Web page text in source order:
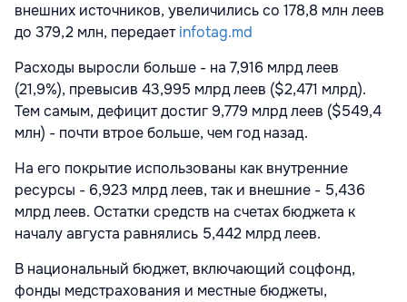
внешних источников, увеличились со 178,8 млн леев
до 379,2 млн, передаетinfotag.md
Расходы выросли больше - на 7,916 млрд леев
(21,9%), превысив 43,995 млрд леев ($2,471 млрд).
Тем самым, дефицит достиг 9,779 млрд леев ($549,4
млн) - почти втрое больше, чем год назад.
На его покрытие использованы как внутренние
ресурсы - 6,923 млрд леев, так и внешние - 5,436
млрд леев. Остатки средств на счетах бюджета к
началу августа равнялись 5,442 млрд леев.
В национальный бюджет, включающий соцфонд,
фонды медстрахования и местные бюджеты,